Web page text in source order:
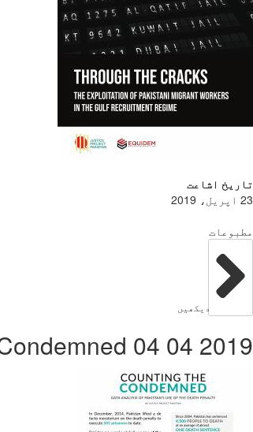
تاریخ اشاعت
23 اپریل، 2019
مطبوعات
دیکھیں
2019 04 04 PUB Counting the Condemned